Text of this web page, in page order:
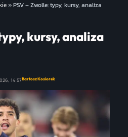
»PSV – Zwolle: typy, kursy, analiza
kursy, analiza
14:57Bartosz Kosiorek